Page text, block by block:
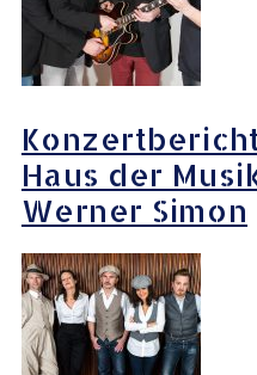
Haus der
Werner Simon